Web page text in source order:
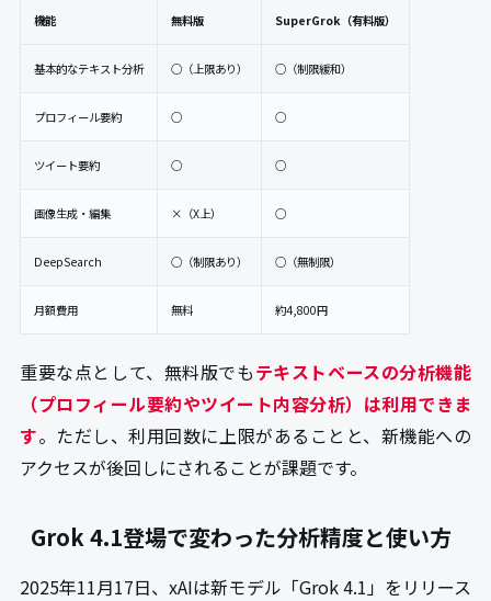
機能 無料版 SuperGrok（有料版）
基本的なテキスト分析 ○（上限あり） ○（制限緩和）
プロフィール要約 ○ ○
ツイート要約 ○ ○
画像生成・編集 ×（X上） ○
DeepSearch ○（制限あり） ○（無制限）
月額費用 無料 約4,800円
重要な点として、無料版でもテキストベースの分析機能
（プロフィール要約やツイート内容分析）は利用できま
す。ただし、利用回数に上限があることと、新機能への
アクセスが後回しにされることが課題です。
Grok 4.1登場で変わった分析精度と使い方
2025年11月17日、xAIは新モデル「Grok 4.1」をリリース